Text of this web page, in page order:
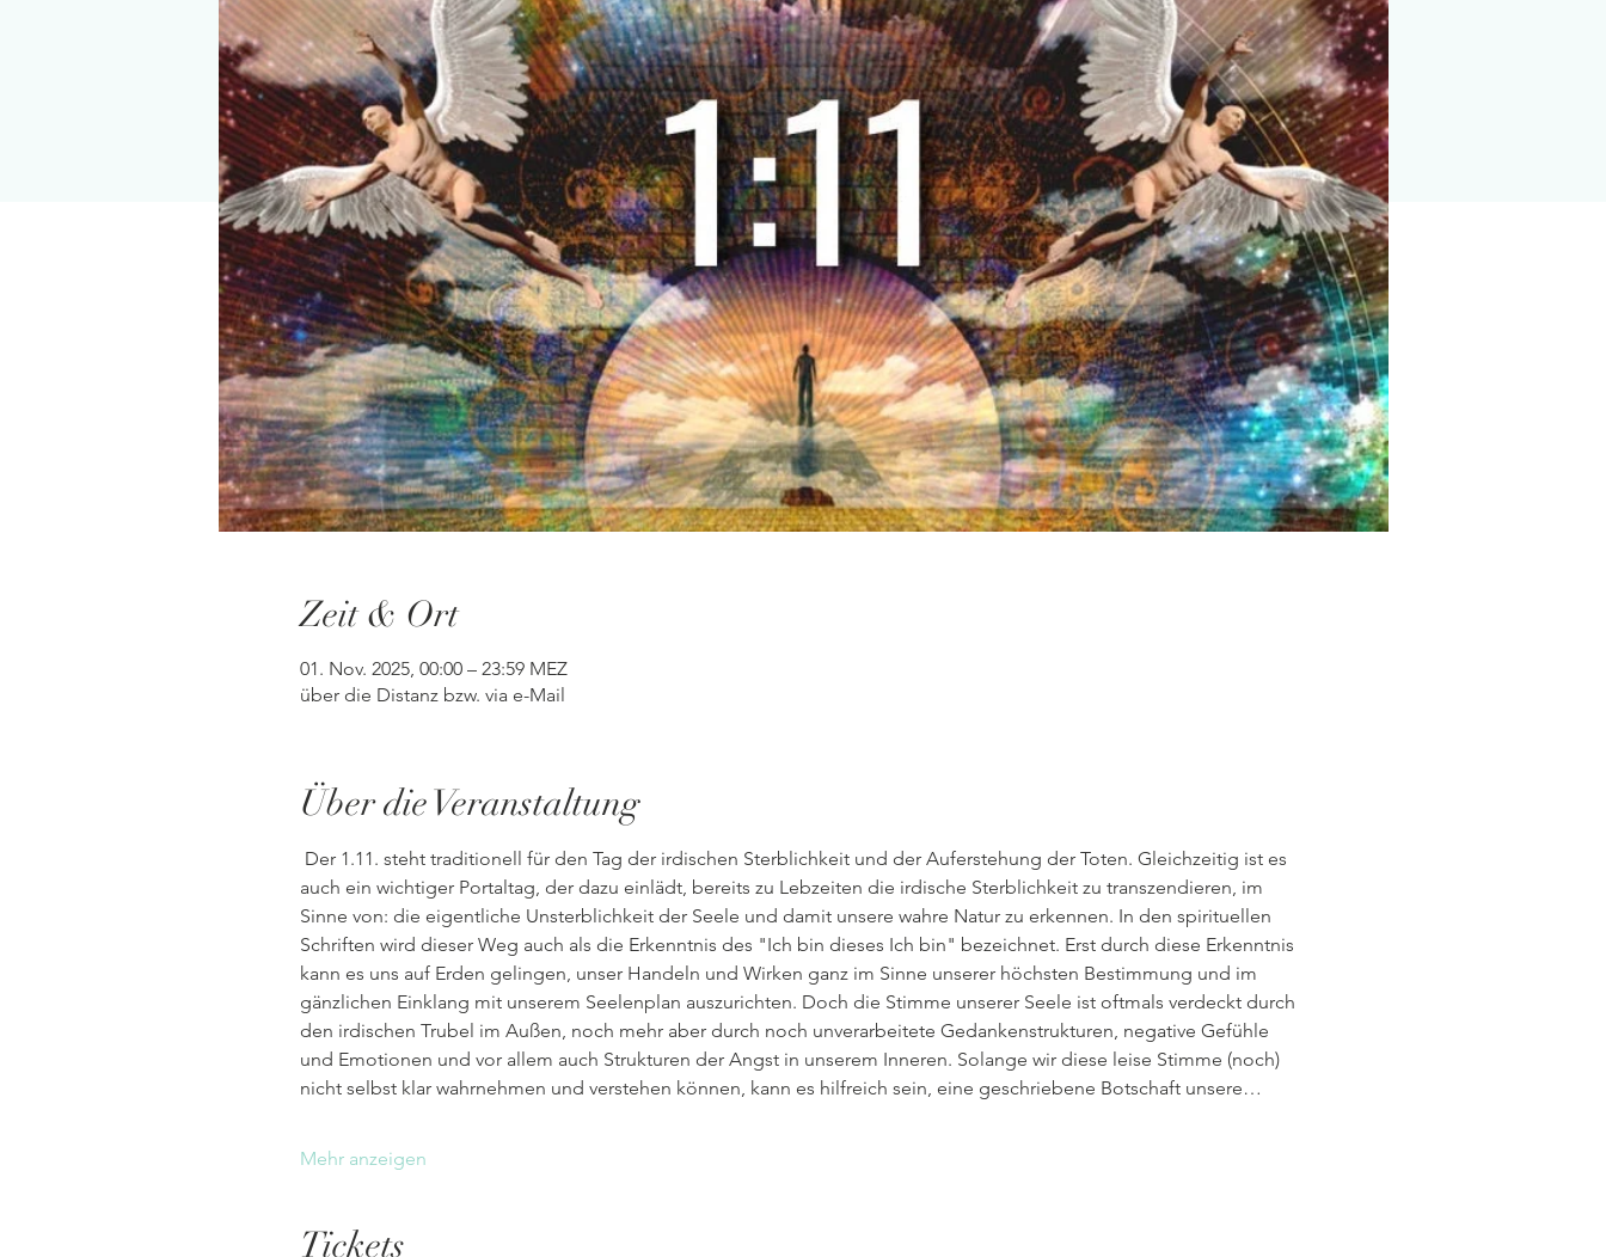
Zeit & Ort
01. Nov. 2025, 00:00 – 23:59 MEZ
über die Distanz bzw. via e-Mail
Über die Veranstaltung
auch ein wichtiger Portaltag, der dazu einlädt, bereits zu Lebzeiten die irdische Sterblichkeit zu transzendieren, im
Sinne von: die eigentliche Unsterblichkeit der Seele und damit unsere wahre Natur zu erkennen. In den spirituellen
Schriften wird dieser Weg auch als die Erkenntnis des "Ich bin dieses Ich bin" bezeichnet. Erst durch diese Erkenntnis
kann es uns auf Erden gelingen, unser Handeln und Wirken ganz im Sinne unserer höchsten Bestimmung und im
gänzlichen Einklang mit unserem Seelenplan auszurichten. Doch die Stimme unserer Seele ist oftmals verdeckt durch
den irdischen Trubel im Außen, noch mehr aber durch noch unverarbeitete Gedankenstrukturen, negative Gefühle
und Emotionen und vor allem auch Strukturen der Angst in unserem Inneren. Solange wir diese leise Stimme (noch)
nicht selbst klar wahrnehmen und verstehen können, kann es hilfreich sein, eine geschriebene Botschaft unsere…
Mehr anzeigen
Tickets